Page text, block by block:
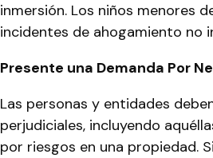
inmersión. Los niños menores
incidentes de ahogamiento no
Presente una Demanda Por
Las personas y entidades
perjudiciales, incluyendo
por riesgos en una propiedad.